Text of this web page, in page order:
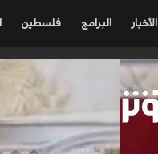
الأخبار البرامج فلسطين